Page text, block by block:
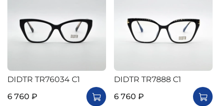
DIDTR TR76034 C1
6 760 ₽
DIDTR TR7888 C1
6 760 ₽